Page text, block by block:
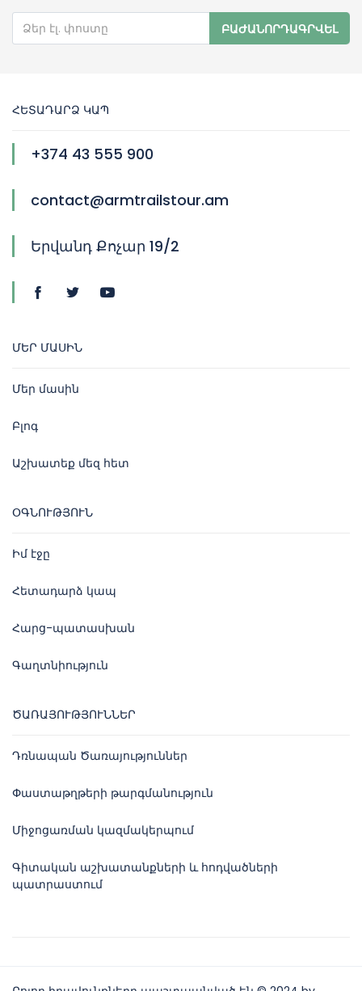
ԲԱԺԱՆՈՐԴԱԳՐՎԵԼ
ՀԵՏԱԴԱՐՁ ԿԱՊ
+374 43 555 900
contact@armtrailstour.am
Երվանդ Քոչար 19/2
ՄԵՐ ՄԱՍԻՆ
Մեր մասին
Բլոգ
Աշխատեք մեզ հետ
ՕԳՆՈՒԹՅՈՒՆ
Իմ էջը
Հետադարձ կապ
Հարց-պատասխան
Գաղտնիություն
ԾԱՌԱՅՈՒԹՅՈՒՆՆԵՐ
Դռնապան Ծառայություններ
Փաստաթղթերի թարգմանություն
Միջոցառման կազմակերպում
Գիտական աշխատանքների և հոդվածների
պատրաստում